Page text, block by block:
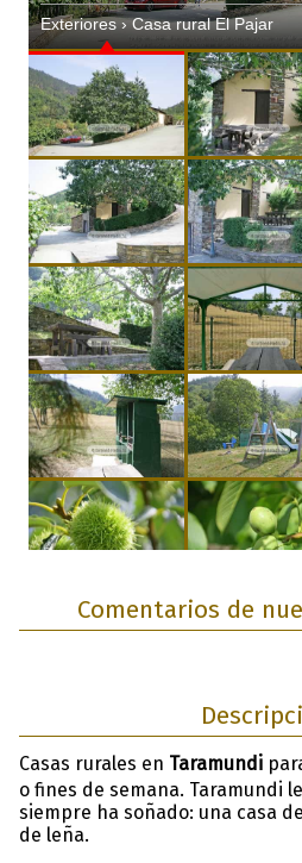
Comentarios de
Casas rurales en Taramundi
o fines de semana. Taramundi
siempre ha soñado: una casa
de leña.